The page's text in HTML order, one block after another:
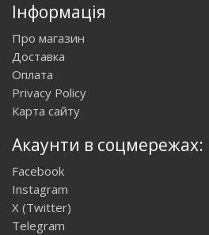
Інформація
Про магазин
Доставка
Оплата
Privacy Policy
Карта сайту
Акаунти в соцмережах:
Facebook
Instagram
X (Twitter)
Telegram